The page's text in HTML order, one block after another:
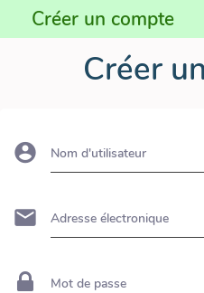
Créer un compte
Créer
Nom d'utilisateur
Adresse électronique
Mot de passe